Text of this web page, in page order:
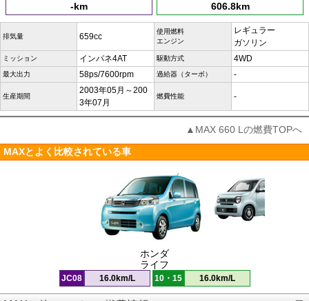
-km 606.8km
排気量 659cc
使用燃料
エンジン
レギュラー
ガソリン
ミッション インパネ4AT 駆動方式 4WD
最大出力 58ps/7600rpm 過給器（ターボ） -
生産期間
2003年05月～200
3年07月
燃費性能 -
▲MAX 660 Lの燃費TOPへ
MAXとよく比較されている車
ホンダ
ライフ
JC08 16.0km/L 10・15 16.0km/L